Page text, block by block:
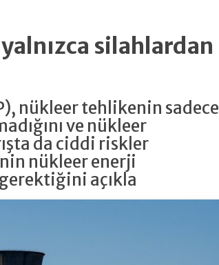
silahlardan
nükleer tehlikenin sadece
ve nükleer
da ciddi riskler
nükleer enerji
açıkla